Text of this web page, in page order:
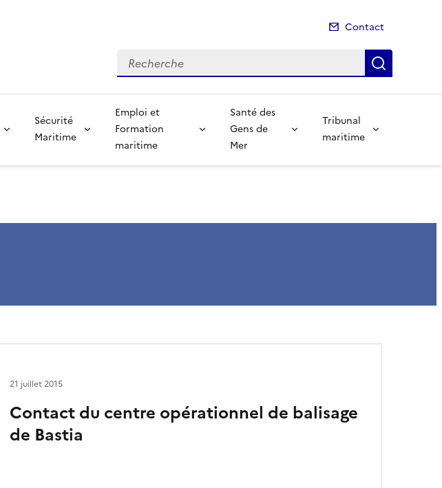
Contact
Recherche
Sécurité
Maritime
Emploi et
Formation
maritime
Santé des
Gens de
Mer
Tribunal
maritime
Contact du centre opérationnel de balisage
de Bastia
21 juillet 2015